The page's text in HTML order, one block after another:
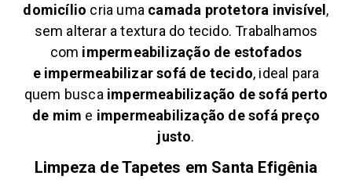
domicílio cria uma camada protetora invisível,
sem alterar a textura do tecido. Trabalhamos
com impermeabilização de estofados
e impermeabilizar sofá de tecido, ideal para
quem busca impermeabilização de sofá perto
de mim e impermeabilização de sofá preço
justo.
Limpeza de Tapetes em Santa Efigênia